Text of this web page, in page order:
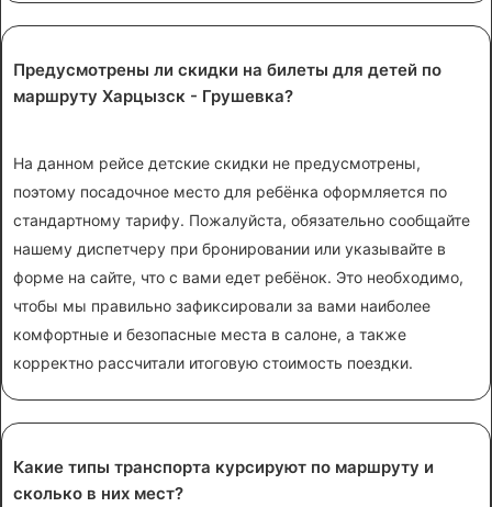
Предусмотрены ли скидки на билеты для детей по
маршруту Харцызск - Грушевка?
На данном рейсе детские скидки не предусмотрены,
поэтому посадочное место для ребёнка оформляется по
стандартному тарифу. Пожалуйста, обязательно сообщайте
нашему диспетчеру при бронировании или указывайте в
форме на сайте, что с вами едет ребёнок. Это необходимо,
чтобы мы правильно зафиксировали за вами наиболее
комфортные и безопасные места в салоне, а также
корректно рассчитали итоговую стоимость поездки.
Какие типы транспорта курсируют по маршруту и
сколько в них мест?